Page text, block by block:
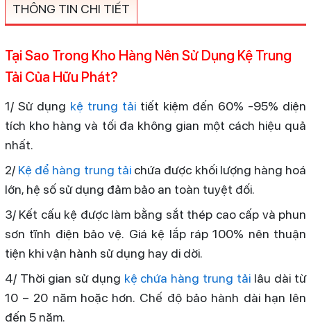
THÔNG TIN CHI TIẾT
Tại Sao Trong Kho Hàng Nên Sử Dụng Kệ Trung
Tải Của Hữu Phát?
1/ Sử dụng kệ trung tải tiết kiệm đến 60% -95% diện
tích kho hàng và tối đa không gian một cách hiệu quả
nhất.
2/ Kệ để hàng trung tải chứa được khối lượng hàng hoá
lớn, hệ số sử dụng đảm bảo an toàn tuyệt đối.
3/ Kết cấu kệ được làm bằng sắt thép cao cấp và phun
sơn tĩnh điện bảo vệ. Giá kệ lắp ráp 100% nên thuận
tiện khi vận hành sử dụng hay di dời.
4/ Thời gian sử dụng kệ chứa hàng trung tải lâu dài từ
10 – 20 năm hoặc hơn. Chế độ bảo hành dài hạn lên
đến 5 năm.